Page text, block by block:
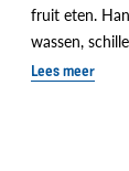
fruit eten.
wassen,
Lees meer